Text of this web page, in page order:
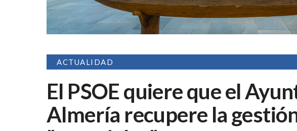
ACTUALIDAD
El PSOE quiere que el
Almería recupere la